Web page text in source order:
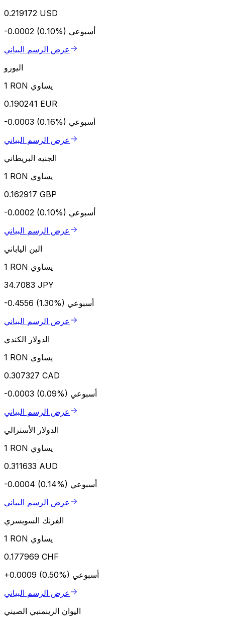
0.219172 USD
-0.0002 (0.10%) أسبوعي
عرض الرسم البياني
اليورو
1 RON يساوي
0.190241 EUR
-0.0003 (0.16%) أسبوعي
عرض الرسم البياني
الجنيه البريطاني
1 RON يساوي
0.162917 GBP
-0.0002 (0.10%) أسبوعي
عرض الرسم البياني
الين الياباني
1 RON يساوي
34.7083 JPY
-0.4556 (1.30%) أسبوعي
عرض الرسم البياني
الدولار الكندي
1 RON يساوي
0.307327 CAD
-0.0003 (0.09%) أسبوعي
عرض الرسم البياني
الدولار الأسترالي
1 RON يساوي
0.311633 AUD
-0.0004 (0.14%) أسبوعي
عرض الرسم البياني
الفرنك السويسري
1 RON يساوي
0.177969 CHF
+0.0009 (0.50%) أسبوعي
عرض الرسم البياني
اليوان الرينمنبي الصيني